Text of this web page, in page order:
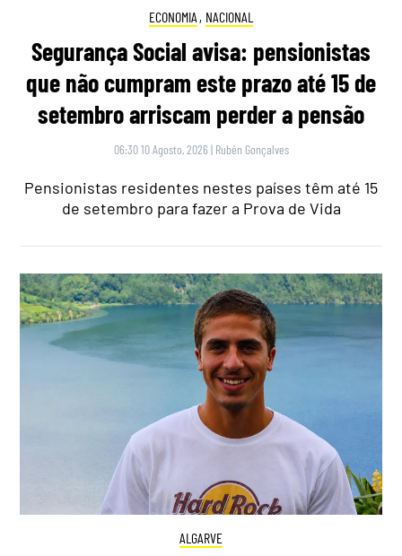
ECONOMIA , NACIONAL
Segurança Social avisa: pensionistas
que não cumpram este prazo até 15 de
setembro arriscam perder a pensão
06:30 10 Agosto, 2026 | Rubén Gonçalves
Pensionistas residentes nestes países têm até 15
de setembro para fazer a Prova de Vida
ALGARVE